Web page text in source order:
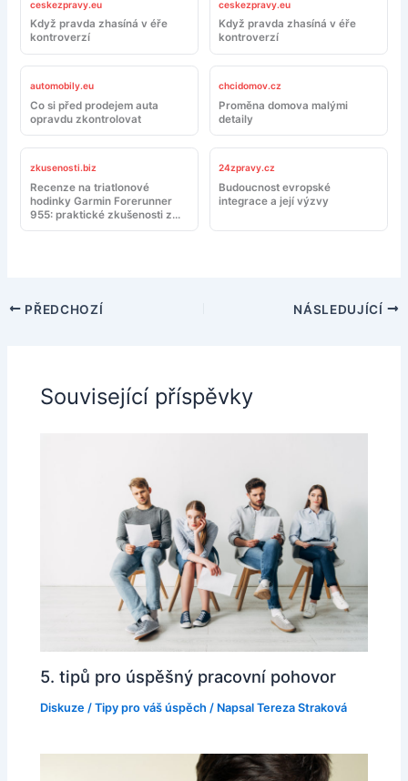
ceskezpravy.eu
Když pravda zhasíná v éře
kontroverzí
ceskezpravy.eu
Když pravda zhasíná v éře
kontroverzí
automobily.eu
Co si před prodejem auta
opravdu zkontrolovat
chcidomov.cz
Proměna domova malými
detaily
zkusenosti.biz
Recenze na triatlonové
hodinky Garmin Forerunner
955: praktické zkušenosti z
tréninku a závodů
24zpravy.cz
Budoucnost evropské
integrace a její výzvy
PŘEDCHOZÍ NÁSLEDUJÍCÍ
Související příspěvky
5. tipů pro úspěšný pracovní pohovor
Diskuze /Tipy pro váš úspěch / NapsalTereza Straková